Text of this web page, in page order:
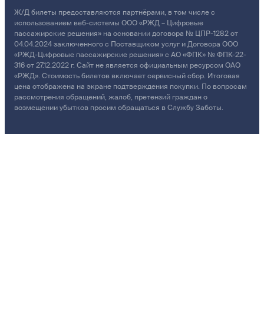
Ж/Д билеты предоставляются партнёрами, в том числе с
использованием веб-системы ООО «РЖД – Цифровые
пассажирские решения» на основании договора № ЦПР-1282 от
04.04.2024 заключенного с Поставщиком услуг и Договора ООО
«РЖД-Цифровые пассажирские решения» с АО «ФПК» № ФПК-22-
316 от 27.12.2022 г. Сайт не является официальным ресурсом ОАО
«РЖД». Стоимость билетов включает сервисный сбор. Итоговая
цена отображена на экране подтверждения покупки. По вопросам
рассмотрения обращений, жалоб, претензий граждан о
возмещении убытков просим обращаться в Службу Заботы.